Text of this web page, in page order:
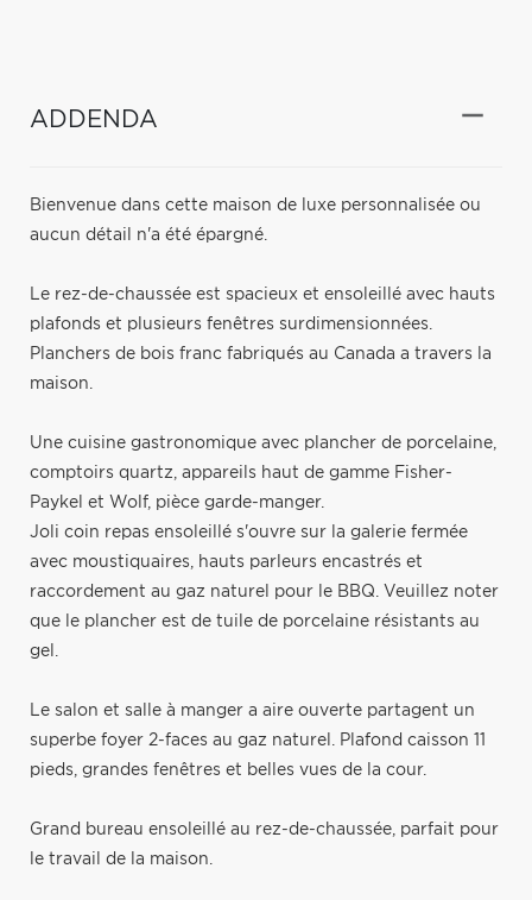
ADDENDA
Bienvenue dans cette maison de luxe personnalisée ou
aucun détail n'a été épargné.
Le rez-de-chaussée est spacieux et ensoleillé avec hauts
plafonds et plusieurs fenêtres surdimensionnées.
Planchers de bois franc fabriqués au Canada a travers la
maison.
Une cuisine gastronomique avec plancher de porcelaine,
comptoirs quartz, appareils haut de gamme Fisher-
Paykel et Wolf, pièce garde-manger.
Joli coin repas ensoleillé s'ouvre sur la galerie fermée
avec moustiquaires, hauts parleurs encastrés et
raccordement au gaz naturel pour le BBQ. Veuillez noter
que le plancher est de tuile de porcelaine résistants au
gel.
Le salon et salle à manger a aire ouverte partagent un
superbe foyer 2-faces au gaz naturel. Plafond caisson 11
pieds, grandes fenêtres et belles vues de la cour.
Grand bureau ensoleillé au rez-de-chaussée, parfait pour
le travail de la maison.